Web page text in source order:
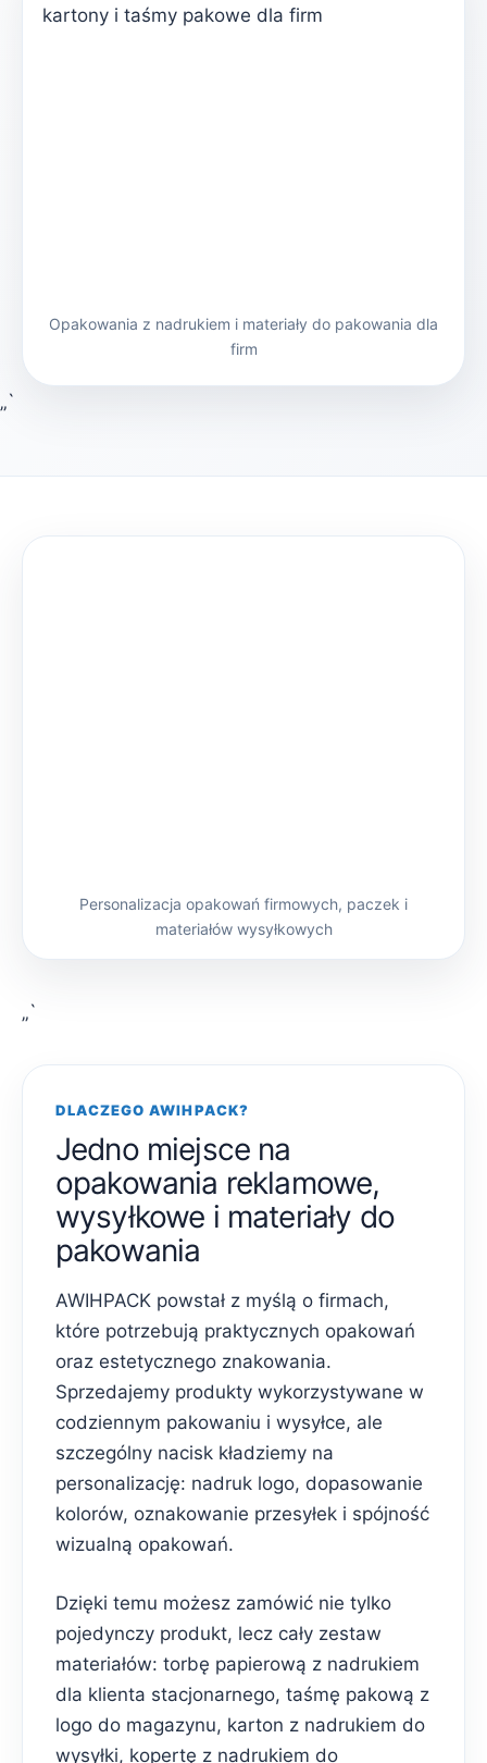
Opakowania z nadrukiem i materiały do pakowania dla
firm
„`
Personalizacja opakowań firmowych, paczek i
materiałów wysyłkowych
„`
DLACZEGO AWIHPACK?
Jedno miejsce na
opakowania reklamowe,
wysyłkowe i materiały do
pakowania
AWIHPACK powstał z myślą o firmach,
które potrzebują praktycznych opakowań
oraz estetycznego znakowania.
Sprzedajemy produkty wykorzystywane w
codziennym pakowaniu i wysyłce, ale
szczególny nacisk kładziemy na
personalizację: nadruk logo, dopasowanie
kolorów, oznakowanie przesyłek i spójność
wizualną opakowań.
Dzięki temu możesz zamówić nie tylko
pojedynczy produkt, lecz cały zestaw
materiałów: torbę papierową z nadrukiem
dla klienta stacjonarnego, taśmę pakową z
logo do magazynu, karton z nadrukiem do
wysyłki, kopertę z nadrukiem do